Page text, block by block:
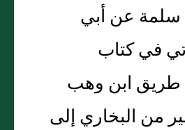
عن أبي
في كتاب
طريق ابن وهب
من البخاري إلى